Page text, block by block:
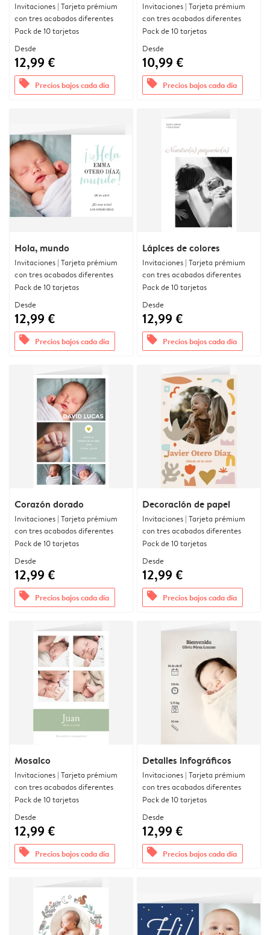
Invitaciones | Tarjeta prémium
con tres acabados diferentes
Pack de 10 tarjetas
Desde
12,99 €
offers Precios bajos cada día
Invitaciones | Tarjeta prémium
con tres acabados diferentes
Pack de 10 tarjetas
Desde
10,99 €
offers Precios bajos cada día
Hola, mundo
Invitaciones | Tarjeta prémium
con tres acabados diferentes
Pack de 10 tarjetas
Desde
12,99 €
offers Precios bajos cada día
Lápices de colores
Invitaciones | Tarjeta prémium
con tres acabados diferentes
Pack de 10 tarjetas
Desde
12,99 €
offers Precios bajos cada día
Corazón dorado
Invitaciones | Tarjeta prémium
con tres acabados diferentes
Pack de 10 tarjetas
Desde
12,99 €
offers Precios bajos cada día
Decoración de papel
Invitaciones | Tarjeta prémium
con tres acabados diferentes
Pack de 10 tarjetas
Desde
12,99 €
offers Precios bajos cada día
Mosaico
Invitaciones | Tarjeta prémium
con tres acabados diferentes
Pack de 10 tarjetas
Desde
12,99 €
offers Precios bajos cada día
Detalles infográficos
Invitaciones | Tarjeta prémium
con tres acabados diferentes
Pack de 10 tarjetas
Desde
12,99 €
offers Precios bajos cada día